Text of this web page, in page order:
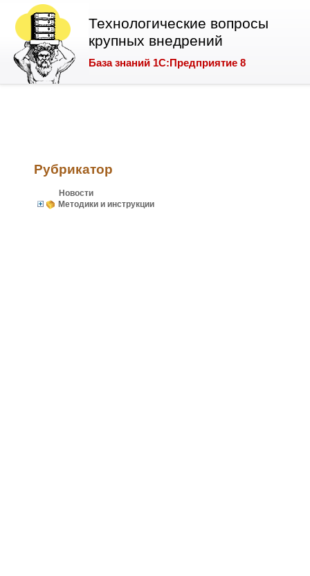
Технологические вопросы
крупных внедрений
База знаний 1С:Предприятие 8
Рубрикатор
Новости
Методики и инструкции